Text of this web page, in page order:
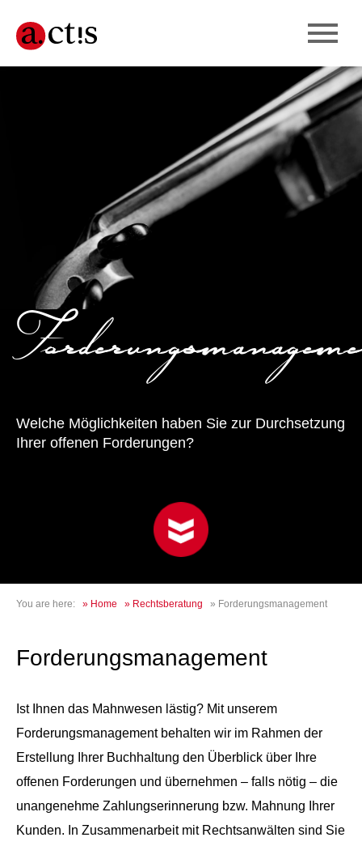
Welche Möglichkeiten haben Sie zur Durchsetzung
Ihrer offenen Forderungen?
You are here: » Home » Rechtsberatung » Forderungsmanagement
Forderungsmanagement
Ist Ihnen das Mahnwesen lästig? Mit unserem
Forderungsmanagement behalten wir im Rahmen der
Erstellung Ihrer Buchhaltung den Überblick über Ihre
offenen Forderungen und übernehmen – falls nötig – die
unangenehme Zahlungserinnerung bzw. Mahnung Ihrer
Kunden. In Zusammenarbeit mit Rechtsanwälten sind Sie